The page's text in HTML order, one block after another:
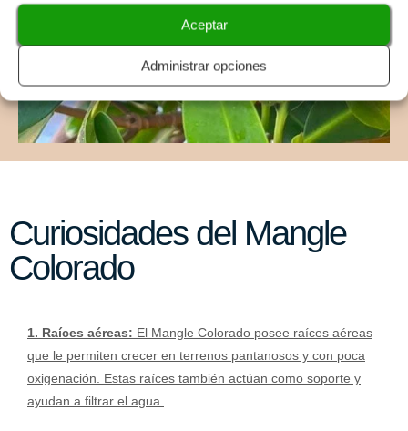
Aceptar
Administrar opciones
Curiosidades del Mangle
Colorado
1. Raíces aéreas: El Mangle Colorado posee raíces aéreas
que le permiten crecer en terrenos pantanosos y con poca
oxigenación. Estas raíces también actúan como soporte y
ayudan a filtrar el agua.